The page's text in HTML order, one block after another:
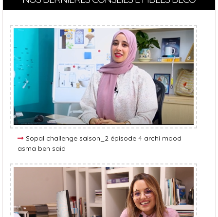
Sopal challenge saison_2 épisode 4 archi mood
asma ben said